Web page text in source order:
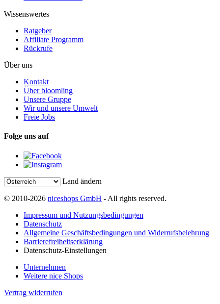
Wissenswertes
Ratgeber
Affiliate Programm
Rückrufe
Über uns
Kontakt
Über bloomling
Unsere Gruppe
Wir und unsere Umwelt
Freie Jobs
Folge uns auf
Land ändern
© 2010-2026 niceshops GmbH - All rights reserved.
Impressum und Nutzungsbedingungen
Datenschutz
Allgemeine Geschäftsbedingungen und Widerrufsbelehrung
Barrierefreiheitserklärung
Datenschutz-Einstellungen
Unternehmen
Weitere nice Shops
Vertrag widerrufen